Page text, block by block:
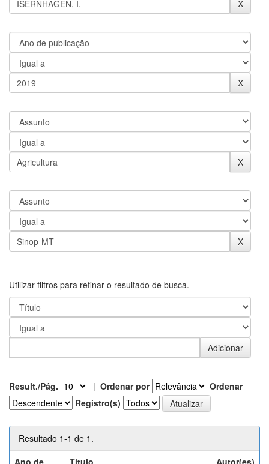
Utilizar filtros para refinar o resultado de busca.
Result./Pág. | Ordenar por
Ordenar
Registro(s)
Resultado 1-1 de 1.
Ano de
Título Autor(es)